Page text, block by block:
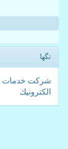
تگها
شركت خدمات
الكترونیك